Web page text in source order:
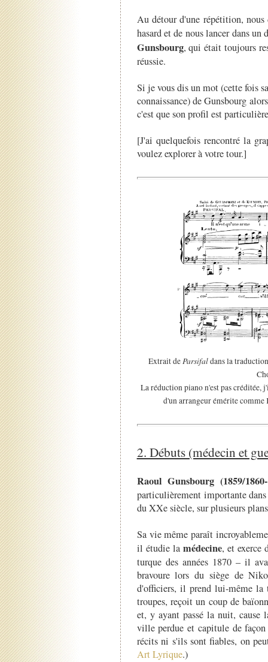
Au détour d'une répétition,
hasard et de nous lancer dans
Gunsbourg, qui était toujours
réussie.
Si je vous dis un mot (cette fois
connaissance) de Gunsbourg
c'est que son profil est
[J'ai quelquefois rencontré la
voulez explorer à votre tour.]
Extrait deParsifaldans la
La réduction piano n'est pas
d'un arrangeur émérite
2. Débuts (médecin et
Raoul Gunsbourg (1859/
particulièrement importante
du XXe siècle, sur plusieurs
Sa vie même paraît
il étudie la médecine, et exerce
turque des années 1870 – il
bravoure lors du siège de
d'officiers, il prend lui-même la
troupes, reçoit un coup de
et, y ayant passé la nuit,
ville perdue et capitule de
récits ni s'ils sont fiables, on
Art Lyrique.)